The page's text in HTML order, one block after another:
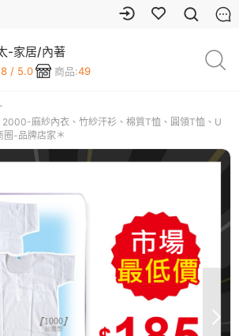
-家居/內著
/ 5.0 商品:49
-
2000-麻紗內衣、竹紗汗衫、棉質T恤、圓領T恤、U
圈-品牌店家＊